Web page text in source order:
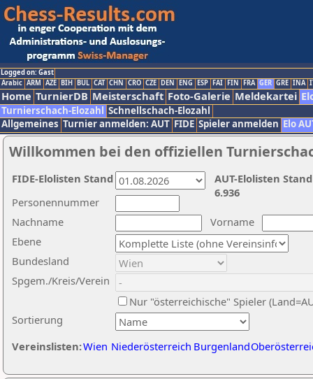
Logged on: Gast
Arabic ARM AZE BIH BUL CAT CHN CRO CZE DEN ENG ESP FAI FIN FRA GER GRE INA
Home TurnierDB Meisterschaft Foto-Galerie Meldekartei
Turnierschach-Elozahl Schnellschach-Elozahl
Allgemeines Turnier anmelden: AUT FIDE Spieler anmelden Elo
Willkommen bei den offiziellen
Nachname
Vorname
Ebene
Sortierung
Personennummer
Bundesland
Spgem./Kreis/Verein
Nur "österreichische" Spieler
Vereinslisten:Wien Niederösterreich Burgenland
AUT-Elolisten
6.936
FIDE-Elolisten Stand